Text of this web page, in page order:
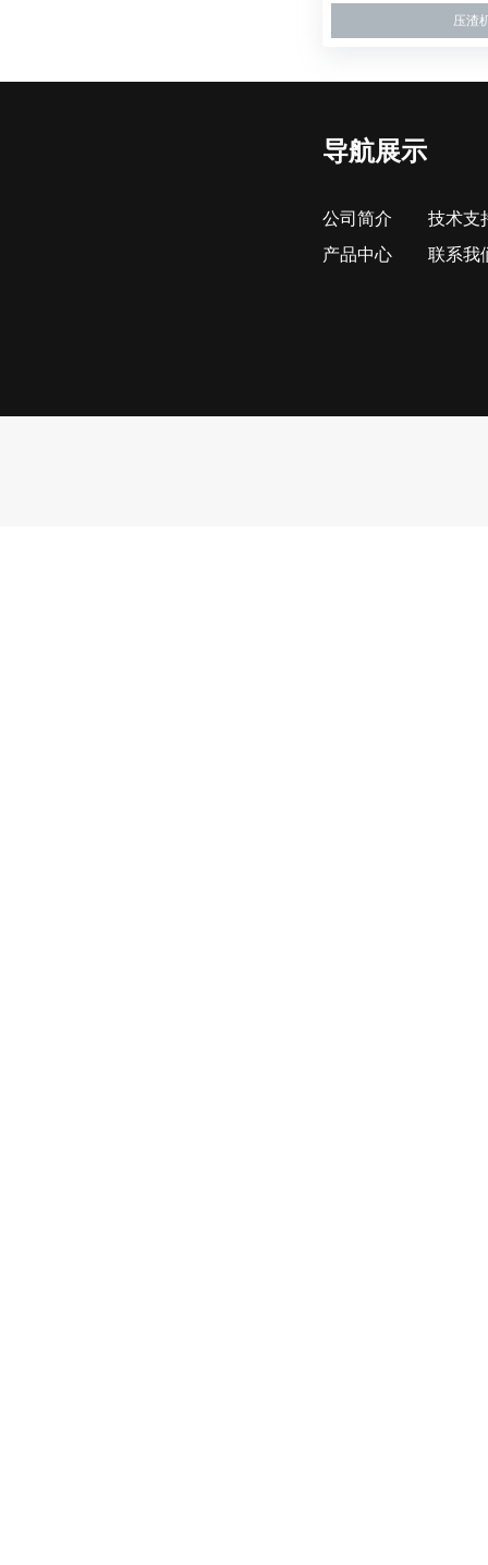
压渣
公司简介
产品中心
导航展示
技术支
联系我